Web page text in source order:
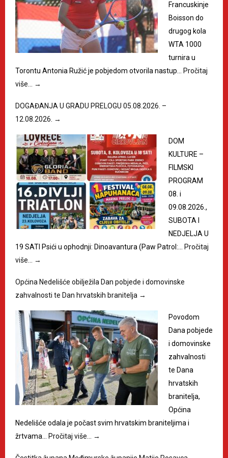
Francuskinje
Boisson do
drugog kola
WTA 1000
turnira u
Torontu Antonia Ružić je pobjedom otvorila nastup… Pročitaj
više… →
DOGAĐANJA U GRADU PRELOGU 05.08.2026. –
12.08.2026. →
DOM
KULTURE –
FILMSKI
PROGRAM
08. i
09.08.2026.,
SUBOTA I
NEDJELJA U
19 SATI Psići u ophodnji: Dinoavantura (Paw Patrol:… Pročitaj
više… →
Općina Nedelišće obilježila Dan pobjede i domovinske
zahvalnosti te Dan hrvatskih branitelja →
Povodom
Dana pobjede
i domovinske
zahvalnosti
te Dana
hrvatskih
branitelja,
Općina
Nedelišće odala je počast svim hrvatskim braniteljima i
žrtvama… Pročitaj više… →